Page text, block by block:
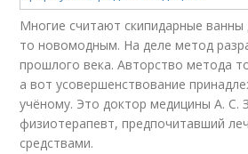
Многие считают скипидарные ванны
то новомодным. На деле метод
прошлого века. Авторство метода
а вот усовершенствование
учёному. Это доктор медицины А. С.
физиотерапевт, предпочитавший
средствами.